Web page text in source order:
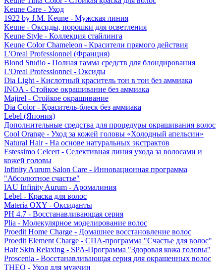
Keune Care - Уход
1922 by J.M. Keune - Мужская линия
Keune - Оксиды, порошки для осветления
Keune Style - Коллекция стайлинга
Keune Color Chameleon - Красители прямого действия
L'Oreal Professionnel (Франция)
Blond Studio - Полная гамма средств для блондирования
L'Oreal Professionnel - Оксиды
Dia Light - Кислотный краситель тон в тон без аммиака
INOA - Стойкое окрашивание без аммиака
Majirel - Стойкое окрашивание
Dia Color - Краситель-блеск без аммиака
Lebel (Япония)
Дополнительные средства для процедуры окрашивания волос
Cool Orange - Уход за кожей головы «Холодный апельсин»
Natural Hair - На основе натуральных экстрактов
Estessimo Celcert - Селективная линия ухода за волосами и
кожей головы
Infinity Aurum Salon Care - Инновационная программа
"Абсолютное счастье"
IAU Infinity Aurum - Аромалиния
Lebel - Краска для волос
Materia OXY - Оксиданты
PH 4.7 - Восстанавливающая серия
Plia - Молекулярное моделирование волос
Proedit Home Charge - Домашнее восстановление волос
Proedit Element Charge - СПА-программа "Счастье для волос"
Hair Skin Relaxing - SPA-Программа "Здоровая кожа головы"
Proscenia - Восстанавливающая серия для окрашенных волос
THEO - Уход для мужчин